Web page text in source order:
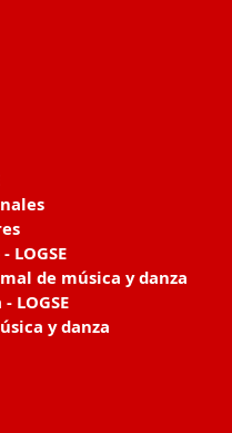
LOGSE
de música y danza
LOGSE
y danza